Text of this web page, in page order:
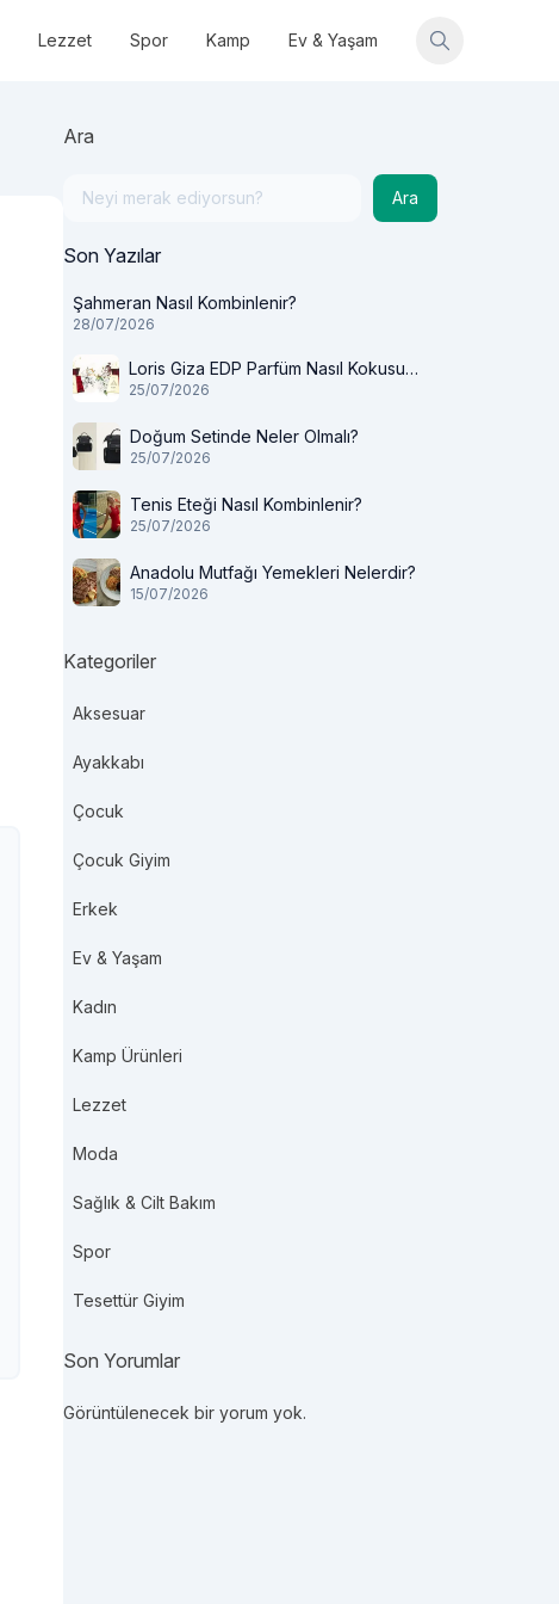
Lezzet Spor Kamp Ev & Yaşam
Ara
Ara
Son Yazılar
Şahmeran Nasıl Kombinlenir?
28/07/2026
Loris Giza EDP Parfüm Nasıl Kokusu
Var?
25/07/2026
Doğum Setinde Neler Olmalı?
25/07/2026
Tenis Eteği Nasıl Kombinlenir?
25/07/2026
Anadolu Mutfağı Yemekleri Nelerdir?
15/07/2026
Kategoriler
Aksesuar
Ayakkabı
Çocuk
Çocuk Giyim
Erkek
Ev & Yaşam
Kadın
Kamp Ürünleri
Lezzet
Moda
Sağlık & Cilt Bakım
Spor
Tesettür Giyim
Son Yorumlar
Görüntülenecek bir yorum yok.